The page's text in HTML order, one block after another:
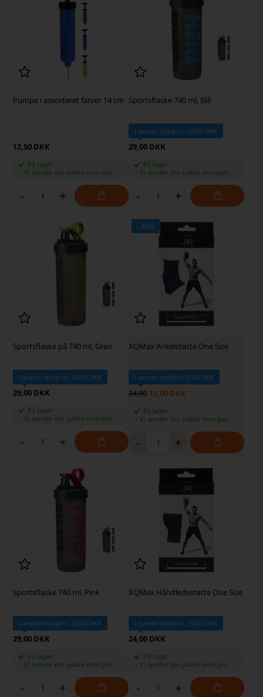
Pumpe i assorteret farver 14 cm
12,50 DKK
På lager
-Vi sender din pakke imorgen
- +
Sportsflaske 740 ml, Blå
Laveste stykpris: 20,00 DKK
29,00 DKK
På lager
Vi sender din pakke imorgen
- +
Sportsflaske på 740 ml, Grøn
Laveste stykpris: 20,00 DKK
29,00 DKK
På lager
-Vi sender din pakke imorgen
- +
- 38%
XQMax Ankelstøtte One Size
Laveste stykpris: 0,00 DKK
24,00 15,00 DKK
På lager
Vi sender din pakke imorgen
- +
Sportsflaske 740 ml, Pink
Laveste stykpris: 20,00 DKK
29,00 DKK
På lager
-Vi sender din pakke imorgen
- +
XQMax Håndledsstøtte One Size
Laveste stykpris: 15,00 DKK
24,00 DKK
På lager
Vi sender din pakke imorgen
- +